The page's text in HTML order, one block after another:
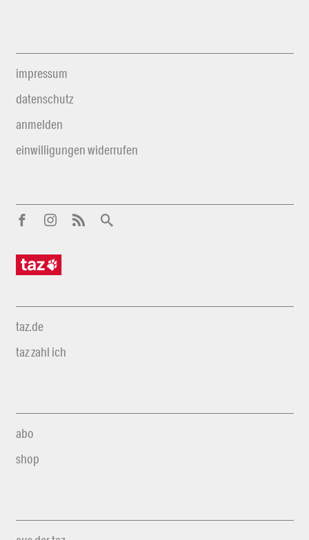
impressum
datenschutz
anmelden
einwilligungen widerrufen
taz.de
taz zahl ich
abo
shop